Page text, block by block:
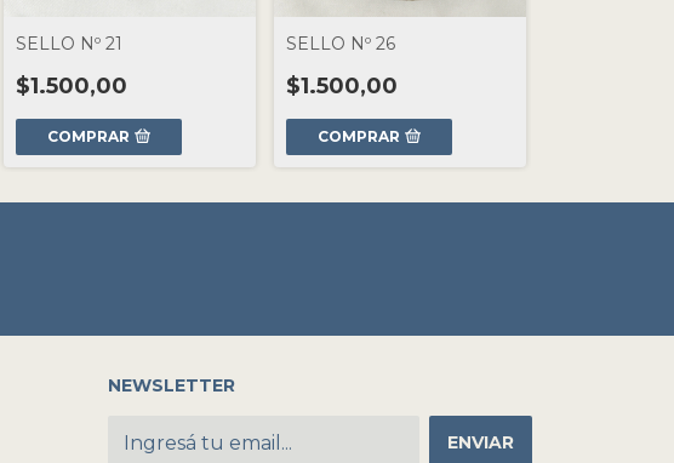
SELLO Nº 21
$1.500,00
COMPRAR
SELLO Nº 26
$1.500,00
COMPRAR
NEWSLETTER